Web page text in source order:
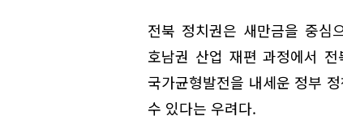
전북 정치권은 새만금을 중심
호남권 산업 재편 과정에서
국가균형발전을 내세운 정부
수 있다는 우려다.